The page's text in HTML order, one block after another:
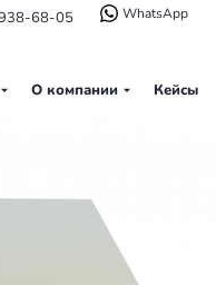
68-05 WhatsApp
О компании Кейсы